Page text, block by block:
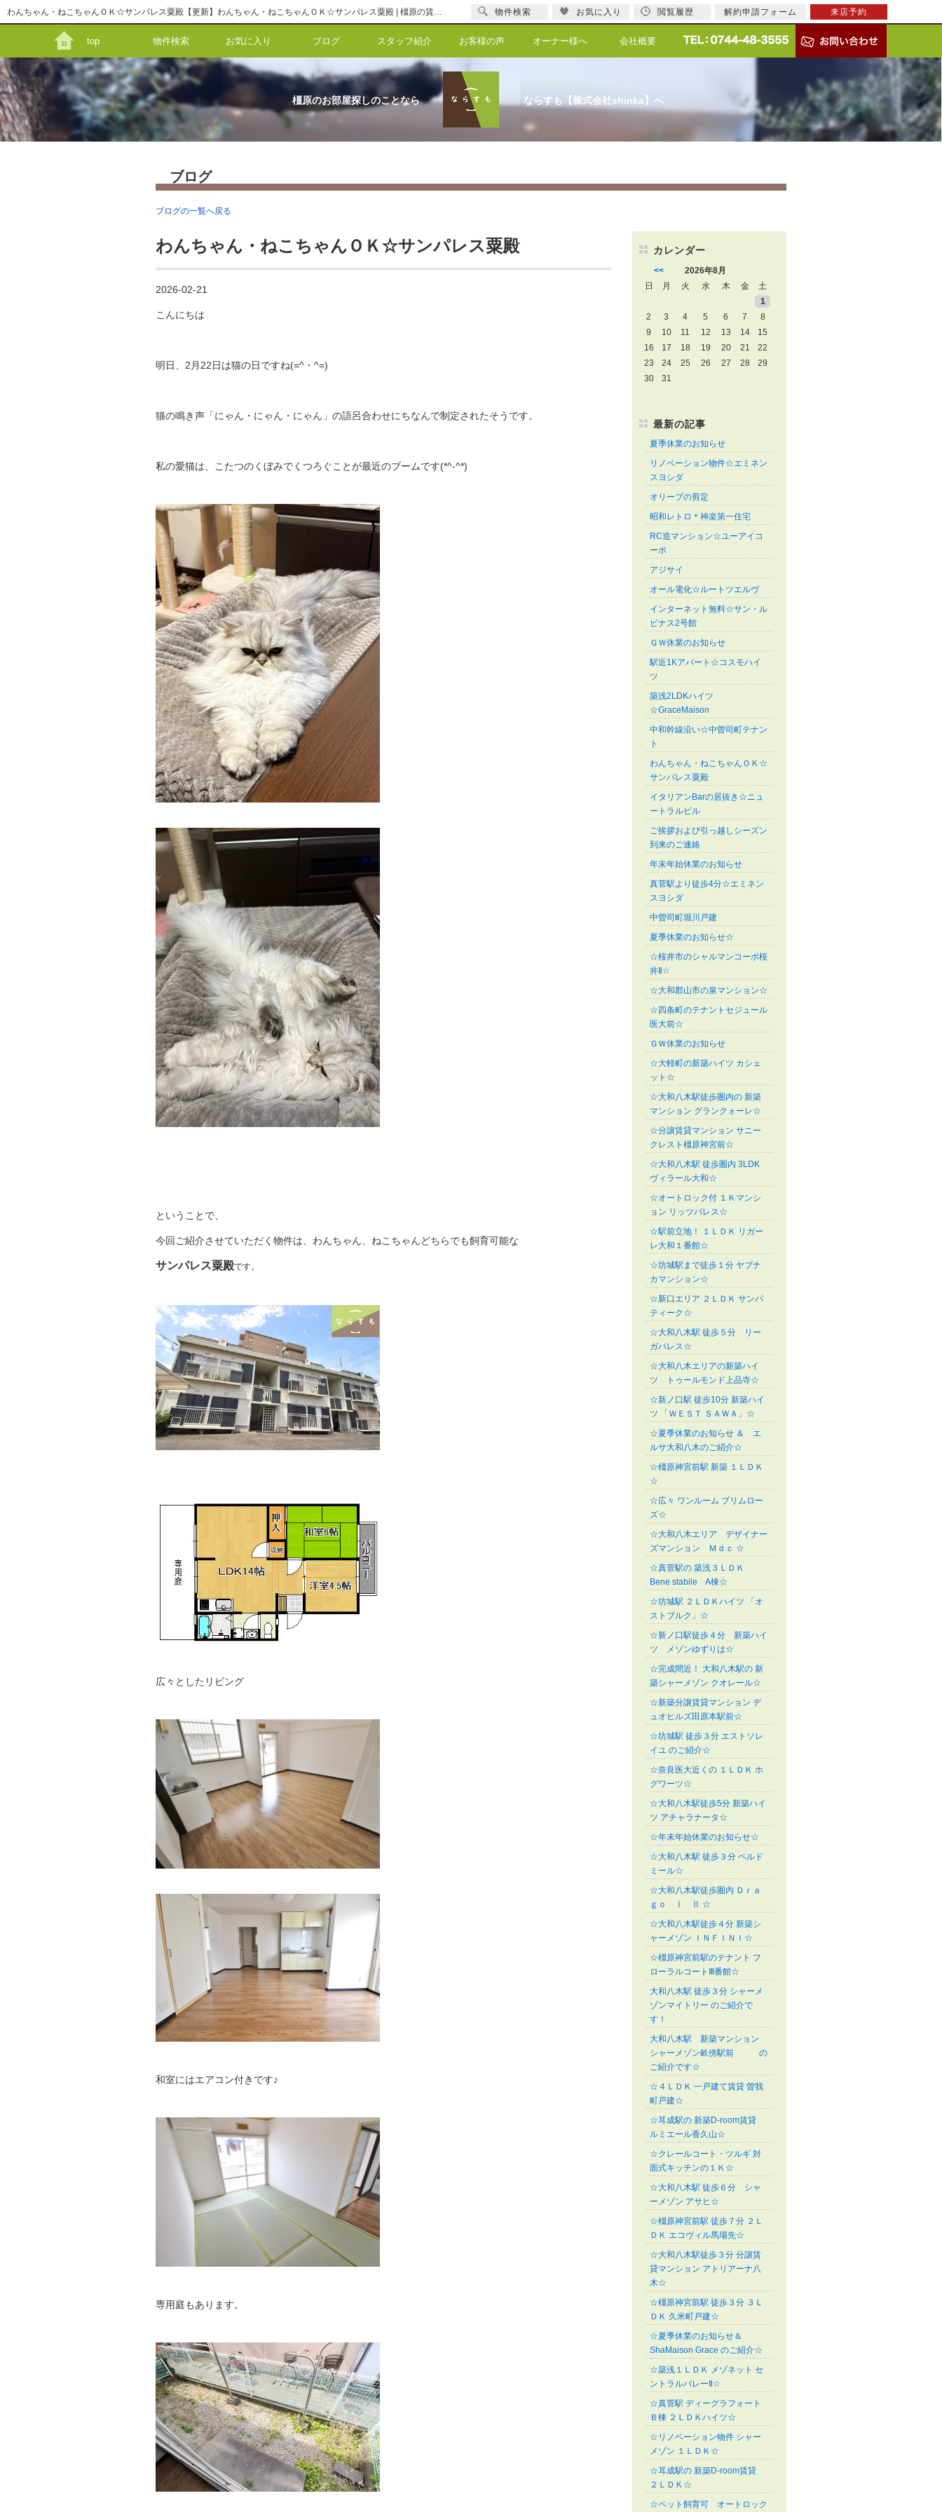
わんちゃん・ねこちゃんＯＫ☆サンパレス粟殿【更新】わんちゃん・ねこちゃんＯＫ☆サンパレス粟殿 | 橿原の賃貸のことならならすも【株式会社shinka】
top 物件検索 お気に入り ブログ スタッフ紹介 お客様の声 オーナー様へ 会社概要
橿原のお部屋探しのことなら ならすも【株式会社shinka】へ
ブログ
ブログの一覧へ戻る
わんちゃん・ねこちゃんＯＫ☆サンパレス粟殿
2026-02-21
こんにちは
明日、2月22日は猫の日ですね(=^・^=)
猫の鳴き声「にゃん・にゃん・にゃん」の語呂合わせにちなんで制定されたそうです。
私の愛猫は、こたつのくぼみでくつろぐことが最近のブームです(*^-^*)
ということで、
今回ご紹介させていただく物件は、わんちゃん、ねこちゃんどちらでも飼育可能な
サンパレス粟殿です。
広々としたリビング
和室にはエアコン付きです♪
専用庭もあります。
カレンダー
<<
2026年8月
日
月 火 水 木 金
土
1
2
3 4 5 6 7
8
9
10 11 12 13 14
15
16
17 18 19 20 21
22
23
24 25 26 27 28
29
30
31
最新の記事
夏季休業のお知らせ
リノベーション物件☆エミネン
スヨシダ
オリーブの剪定
昭和レトロ＊神楽第一住宅
RC造マンション☆ユーアイコ
ーポ
アジサイ
オール電化☆ルートツエルヴ
インターネット無料☆サン・ル
ピナス2号館
ＧＷ休業のお知らせ
駅近1Kアパート☆コスモハイ
ツ
築浅2LDKハイツ
☆GraceMaison
中和幹線沿い☆中曽司町テナン
ト
わんちゃん・ねこちゃんＯＫ☆
サンパレス粟殿
イタリアンBarの居抜き☆ニュ
ートラルビル
ご挨拶および引っ越しシーズン
到来のご連絡
年末年始休業のお知らせ
真菅駅より徒歩4分☆エミネン
スヨシダ
中曽司町堀川戸建
夏季休業のお知らせ☆
☆桜井市のシャルマンコーポ桜
井Ⅱ☆
☆大和郡山市の泉マンション☆
☆四条町のテナントセジュール
医大前☆
ＧＷ休業のお知らせ
☆大軽町の新築ハイツ カシェ
ット☆
☆大和八木駅徒歩圏内の 新築
マンション グランクォーレ☆
☆分譲賃貸マンション サニー
クレスト橿原神宮前☆
☆大和八木駅 徒歩圏内 3LDK
ヴィラール大和☆
☆オートロック付 １Ｋマンシ
ョン リッツパレス☆
☆駅前立地！ １ＬＤＫ リガー
レ大和１番館☆
☆坊城駅まで徒歩１分 ヤブナ
カマンション☆
☆新口エリア ２ＬＤＫ サンパ
ティーク☆
☆大和八木駅 徒歩５分 リー
ガパレス☆
☆大和八木エリアの新築ハイ
ツ トゥールモンド上品寺☆
☆新ノ口駅 徒歩10分 新築ハイ
ツ 「ＷＥＳＴ ＳＡＷＡ」☆
☆夏季休業のお知らせ ＆ エ
ルサ大和八木のご紹介☆
☆橿原神宮前駅 新築 １ＬＤＫ
☆
☆広々 ワンルーム プリムロー
ズ☆
☆大和八木エリア デザイナー
ズマンション Ｍｄｃ ☆
☆真菅駅の 築浅３ＬＤＫ
Bene stabile A棟☆
☆坊城駅 ２ＬＤＫハイツ 「オ
ストブルク」☆
☆新ノ口駅徒歩４分 新築ハイ
ツ メゾンゆずりは☆
☆完成間近！ 大和八木駅の 新
築シャーメゾン クオレール☆
☆新築分譲賃貸マンション デ
ュオヒルズ田原本駅前☆
☆坊城駅 徒歩３分 エストソレ
イユ のご紹介☆
☆奈良医大近くの １ＬＤＫ ホ
グワーツ☆
☆大和八木駅徒歩5分 新築ハイ
ツ アチャラナータ☆
☆年末年始休業のお知らせ☆
☆大和八木駅 徒歩３分 ベルド
ミール☆
☆大和八木駅徒歩圏内 Ｄｒａ
ｇｏ Ⅰ Ⅱ ☆
☆大和八木駅徒歩４分 新築シ
ャーメゾン ＩＮＦＩＮＩ☆
☆橿原神宮前駅のテナント フ
ローラルコートⅢ番館☆
大和八木駅 徒歩３分 シャーメ
ゾンマイトリー のご紹介で
す！
大和八木駅 新築マンション
シャーメゾン畝傍駅前 の
ご紹介です☆
☆４ＬＤＫ 一戸建て賃貸 曽我
町戸建☆
☆耳成駅の 新築D-room賃貸
ルミエール香久山☆
☆クレールコート・ツルギ 対
面式キッチンの１Ｋ☆
☆大和八木駅 徒歩６分 シャ
ーメゾン アサヒ☆
☆橿原神宮前駅 徒歩７分 ２Ｌ
ＤＫ エコヴィル馬場先☆
☆大和八木駅徒歩３分 分譲賃
貸マンション アトリアーナ八
木☆
☆橿原神宮前駅 徒歩３分 ３Ｌ
ＤＫ 久米町戸建☆
☆夏季休業のお知らせ＆
ShaMaison Grace のご紹介☆
☆築浅１ＬＤＫ メゾネット セ
ントラルバレーⅡ☆
☆真菅駅 ディーグラフォート
Ｂ棟 ２ＬＤＫハイツ☆
☆リノベーション物件 シャー
メゾン １ＬＤＫ☆
☆耳成駅の 新築D-room賃貸
２ＬＤＫ☆
☆ペット飼育可 オートロック
物件検索 お気に入り 閲覧履歴 解約申請フォーム 来店予約